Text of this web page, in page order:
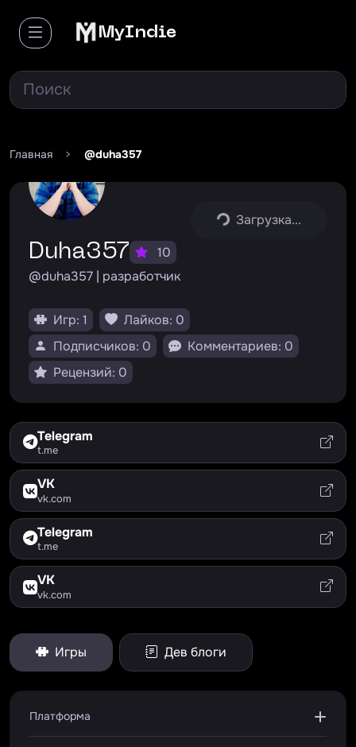
MyIndie
Главная > @duha357
Загрузка...
Duha357
10
@duha357 | разработчик
Игр: 1
Лайков: 0
Подписчиков: 0
Комментариев: 0
Рецензий: 0
Telegram
t.me
VK
vk.com
Telegram
t.me
VK
vk.com
Игры Дев блоги
Платформа